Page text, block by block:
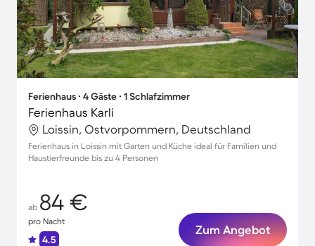
Ferienhaus ∙ 4 Gäste ∙ 1 Schlafzimmer
Ferienhaus Karli
Loissin, Ostvorpommern, Deutschland
Ferienhaus in Loissin mit Garten und Küche ideal für Familien und
Haustierfreunde bis zu 4 Personen
ab 84 €
pro Nacht
4.5
Zum Angebot